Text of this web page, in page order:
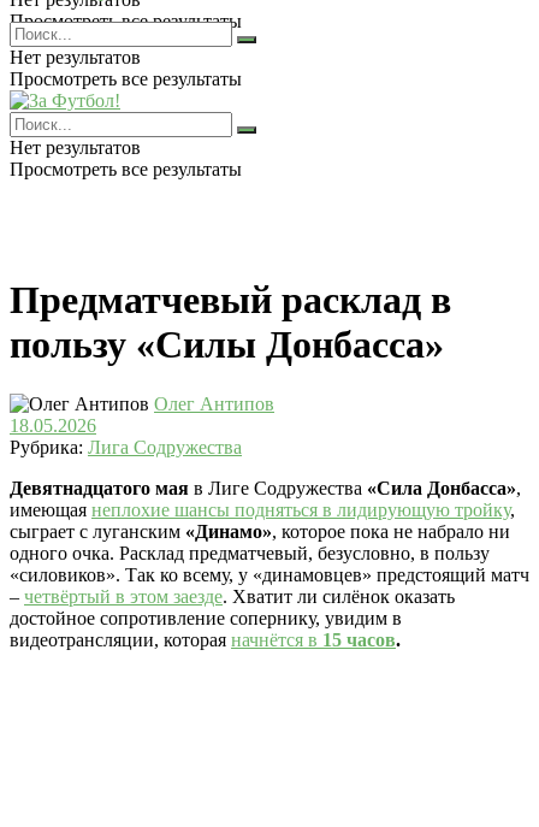
Просмотреть все результаты
Нет результатов
Просмотреть все результаты
Нет результатов
Просмотреть все результаты
Предматчевый расклад в
пользу «Силы Донбасса»
Олег Антипов
18.05.2026
Рубрика: Лига Содружества
Девятнадцатого мая в Лиге Содружества «Сила Донбасса»,
имеющая неплохие шансы подняться в лидирующую тройку,
сыграет с луганским «Динамо», которое пока не набрало ни
одного очка. Расклад предматчевый, безусловно, в пользу
«силовиков». Так ко всему, у «динамовцев» предстоящий матч
– четвёртый в этом заезде. Хватит ли силёнок оказать
достойное сопротивление сопернику, увидим в
видеотрансляции, которая начнётся в 15 часов.